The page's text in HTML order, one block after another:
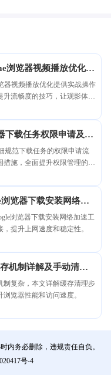
浏览器视频播放优化操
器视频播放优化提供实战操作
流畅度的技巧，让观影体验
下载任务权限申请及安
规范下载任务的权限申请流
施，全面提升权限管理的安
隐私不被泄露，避免权限滥
操作符合安全标准。
览器下载安装网络加
浏览器下载安装网络加速工
提升上网速度和稳定性。
机制详解及手动清理
制复杂，本文详解缓存清理步
览器性能和访问速度。
内务必删除，违规责任自负。
号-4